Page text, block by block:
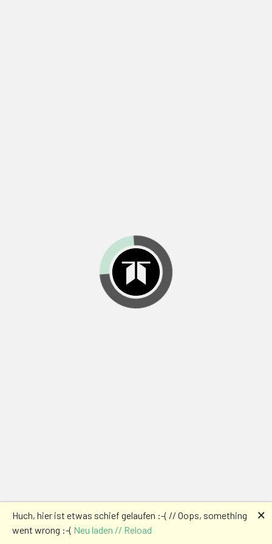
Huch, hier ist etwas schief gelaufen :-( // Oops, something
went wrong :-( Neu laden // Reload
🗙